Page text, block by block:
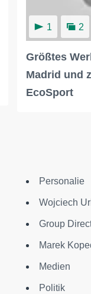
1 2
Größtes
Madrid und
EcoSport
Personalie
Wojciech
Group
Marek
Medien
Politik